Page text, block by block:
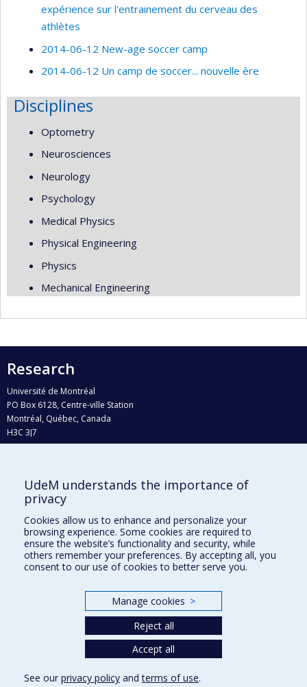
expérience sur l'entrainement du cerveau des
athlètes
2014-06-12 New-age soccer camp
2014-06-12 Un camp de soccer... nouvelle ère
Disciplines
Optometry
Neurosciences
Neurology
Psychology
Medical Physics
Physical Engineering
Physics
Mechanical Engineering
Research
Université de Montréal
PO Box 6128, Centre-ville Station
Montréal, Québec, Canada
H3C 3J7
Who does what?
Find us
Site map
Accessibility
UdeM understands the importance of
privacy
Cookies allow us to enhance and personalize your
browsing experience. Some cookies are required to
ensure the website’s functionality and security, while
others remember your preferences. By accepting all, you
consent to our use of cookies to better serve you.
Manage cookies >
Reject all
Accept all
See our privacy policy andterms of use.